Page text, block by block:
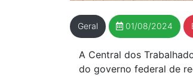
Geral 01/08/2024
A Central dos
do governo federal de